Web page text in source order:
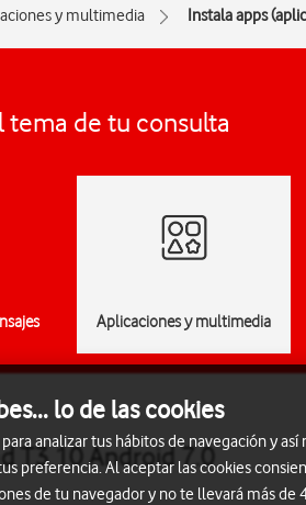
y multimedia Instala apps
tema de tu consulta
Aplicaciones y multimedia
T3 10 Android 7.0
lo de las cookies
analizar tus hábitos de navegación y
preferencia. Al aceptar las cookies
de tu navegador y no te llevará más de